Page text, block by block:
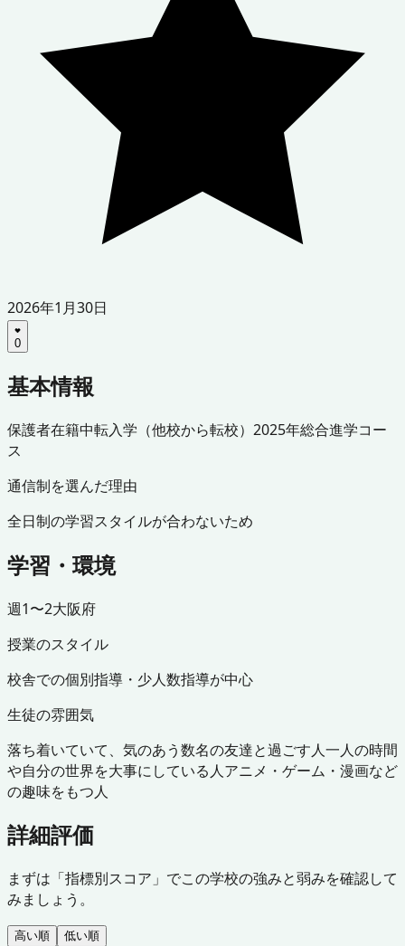
2026年1月30日
0
基本情報
保護者在籍中転入学（他校から転校） 2025年総合進学コー
ス
通信制を選んだ理由
全日制の学習スタイルが合わないため
学習・環境
週1〜2大阪府
授業のスタイル
校舎での個別指導・少人数指導が中心
生徒の雰囲気
落ち着いていて、気のあう数名の友達と過ごす人一人の時間
や自分の世界を大事にしている人アニメ・ゲーム・漫画など
の趣味をもつ人
詳細評価
まずは「指標別スコア」でこの学校の強みと弱みを確認して
みましょう。
高い順 低い順